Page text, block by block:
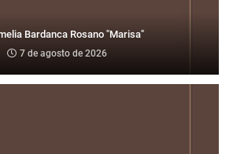
Bardanca Rosano "Marisa"
7 de agosto de 2026